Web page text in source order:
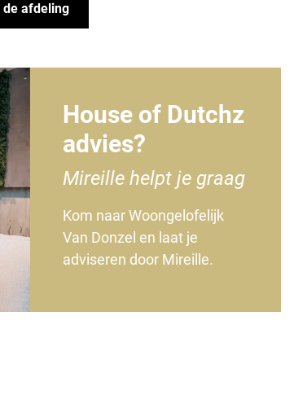
de afdeling
House of Dutchz
advies?
Mireille helpt je graag
Kom naar Woongelofelijk
Van Donzel en laat je
adviseren door Mireille.